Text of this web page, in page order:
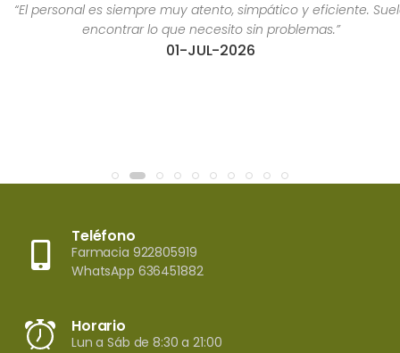
“El personal es siempre muy atento, simpático y eficiente. Suelo
encontrar lo que necesito sin problemas.”
01-JUL-2026
Teléfono
Farmacia 922805919
WhatsApp 636451882
Horario
Lun a Sáb de 8:30 a 21:00